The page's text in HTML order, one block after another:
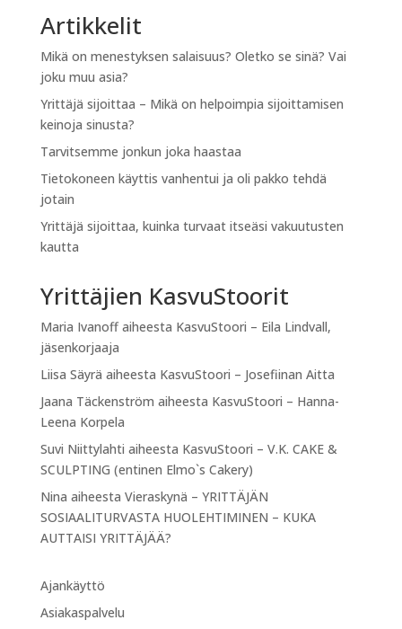
Artikkelit
Mikä on menestyksen salaisuus? Oletko se sinä? Vai
joku muu asia?
Yrittäjä sijoittaa – Mikä on helpoimpia sijoittamisen
keinoja sinusta?
Tarvitsemme jonkun joka haastaa
Tietokoneen käyttis vanhentui ja oli pakko tehdä
jotain
Yrittäjä sijoittaa, kuinka turvaat itseäsi vakuutusten
kautta
Yrittäjien KasvuStoorit
Maria Ivanoffaiheesta KasvuStoori – Eila Lindvall,
jäsenkorjaaja
Liisa Säyrä aiheesta KasvuStoori – Josefiinan Aitta
Jaana Täckenström aiheesta KasvuStoori – Hanna-
Leena Korpela
Suvi Niittylahti aiheesta KasvuStoori – V.K. CAKE &
SCULPTING (entinen Elmo`s Cakery)
Nina aiheesta Vieraskynä – YRITTÄJÄN
SOSIAALITURVASTA HUOLEHTIMINEN – KUKA
AUTTAISI YRITTÄJÄÄ?
Ajankäyttö
Asiakaspalvelu